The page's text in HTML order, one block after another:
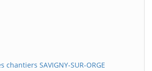
chantiers SAVIGNY-SUR-ORGE